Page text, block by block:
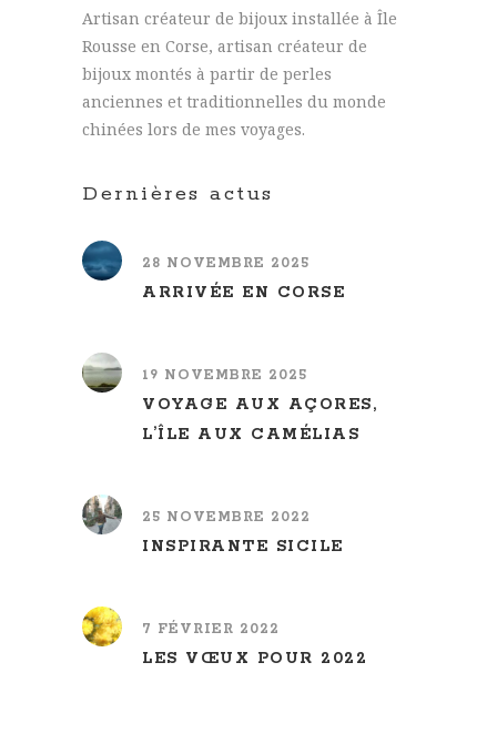
Artisan créateur de bijoux installée à Île
Rousse en Corse, artisan créateur de
bijoux montés à partir de perles
anciennes et traditionnelles du monde
chinées lors de mes voyages.
Dernières actus
28 NOVEMBRE 2025
ARRIVÉE EN CORSE
19 NOVEMBRE 2025
VOYAGE AUX AÇORES,
L’ÎLE AUX CAMÉLIAS
25 NOVEMBRE 2022
INSPIRANTE SICILE
7 FÉVRIER 2022
LES VŒUX POUR 2022